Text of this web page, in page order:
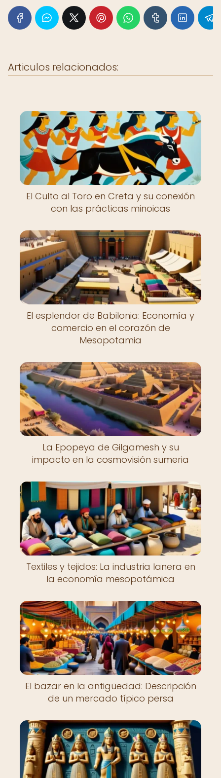
Articulos relacionados:
El Culto al Toro en Creta y su conexión
con las prácticas minoicas
El esplendor de Babilonia: Economía y
comercio en el corazón de
Mesopotamia
La Epopeya de Gilgamesh y su
impacto en la cosmovisión sumeria
Textiles y tejidos: La industria lanera en
la economía mesopotámica
El bazar en la antigüedad: Descripción
de un mercado típico persa